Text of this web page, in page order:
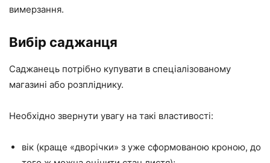
вимерзання.
Вибір саджанця
Саджанець потрібно купувати в спеціалізованому
магазині або розпліднику.
Необхідно звернути увагу на такі властивості:
вік (краще «дворічки» з уже сформованою кроною, до